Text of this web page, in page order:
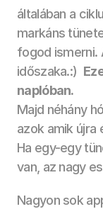
általában a
markáns
fogod ismerni.
időszaka.:)
naplóban.
Majd néhány
azok amik újra
Ha egy-egy
van, az nagy
Nagyon sok